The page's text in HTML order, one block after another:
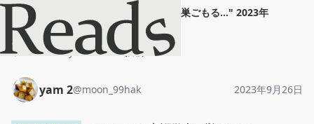
フィールド言語学者、巣ごもる..." 2023年
9月26日
ホーム
yam 2 投稿
yam 2@moon_99hak 2023年9月26日